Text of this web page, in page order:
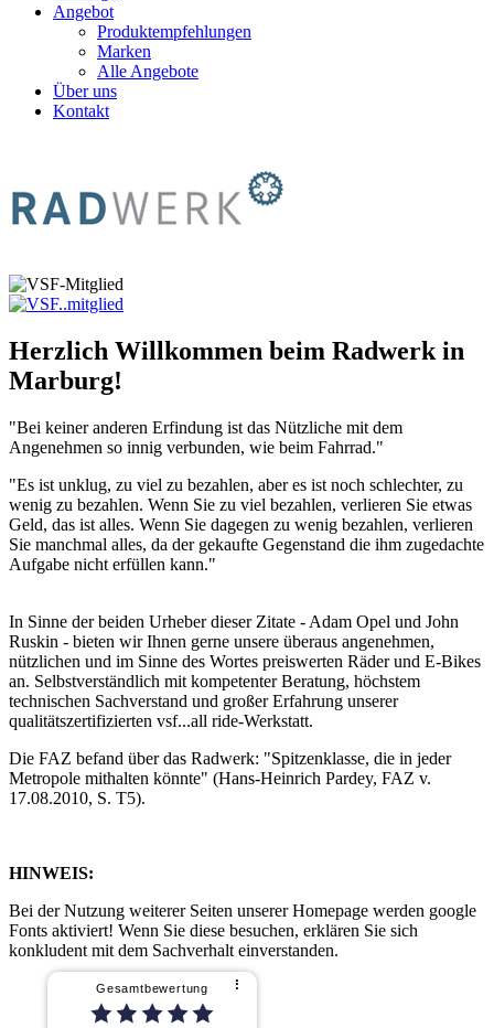
Angebot
Produktempfehlungen
Marken
Alle Angebote
Über uns
Kontakt
Herzlich Willkommen beim Radwerk in
Marburg!
"Bei keiner anderen Erfindung ist das Nützliche mit dem
Angenehmen so innig verbunden, wie beim Fahrrad."
"Es ist unklug, zu viel zu bezahlen, aber es ist noch schlechter, zu
wenig zu bezahlen. Wenn Sie zu viel bezahlen, verlieren Sie etwas
Geld, das ist alles. Wenn Sie dagegen zu wenig bezahlen, verlieren
Sie manchmal alles, da der gekaufte Gegenstand die ihm zugedachte
Aufgabe nicht erfüllen kann."
In Sinne der beiden Urheber dieser Zitate - Adam Opel und John
Ruskin - bieten wir Ihnen gerne unsere überaus angenehmen,
nützlichen und im Sinne des Wortes preiswerten Räder und E-Bikes
an. Selbstverständlich mit kompetenter Beratung, höchstem
technischen Sachverstand und großer Erfahrung unserer
qualitätszertifizierten vsf...all ride-Werkstatt.
Die FAZ befand über das Radwerk: "Spitzenklasse, die in jeder
Metropole mithalten könnte" (Hans-Heinrich Pardey, FAZ v.
17.08.2010, S. T5).
HINWEIS:
Bei der Nutzung weiterer Seiten unserer Homepage werden google
Fonts aktiviert! Wenn Sie diese besuchen, erklären Sie sich
konkludent mit dem Sachverhalt einverstanden.